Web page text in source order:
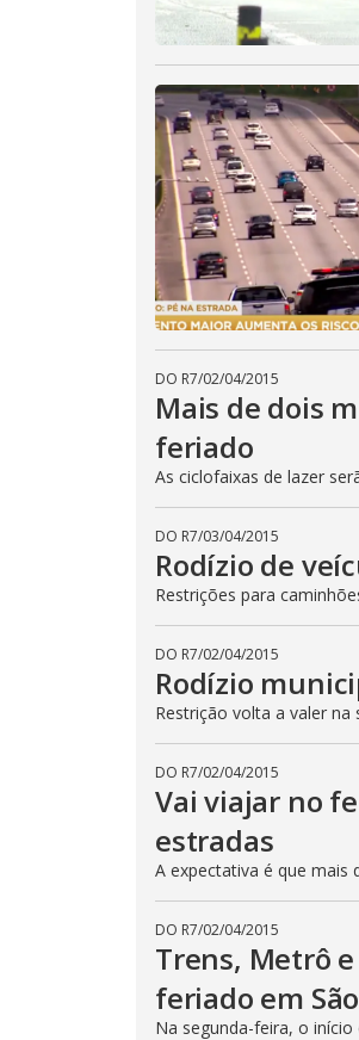
DO R7/02/04/2015
Mais de dois
feriado
As ciclofaixas de lazer
DO R7/03/04/2015
Rodízio de
Restrições para
DO R7/02/04/2015
Rodízio
Restrição volta a valer na
DO R7/02/04/2015
Vai viajar no
estradas
A expectativa é que mais
DO R7/02/04/2015
Trens, Metrô
feriado em
Na segunda-feira, o